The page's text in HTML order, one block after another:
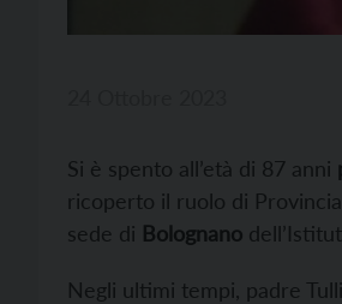
Si è spento all’età di 87 anni
ricoperto il ruolo di
sede di Bolognano
Negli ultimi tempi, padre